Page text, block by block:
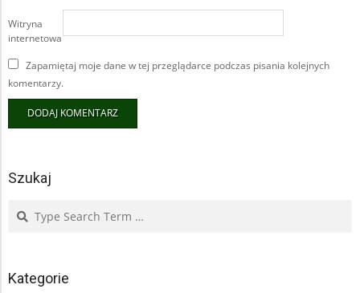
Witryna
internetowa
Zapamiętaj moje dane w tej przeglądarce podczas pisania kolejnych
komentarzy.
Szukaj
Search
Kategorie